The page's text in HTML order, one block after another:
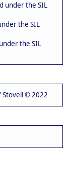
under the SIL
the SIL
the SIL
Stovell © 2022